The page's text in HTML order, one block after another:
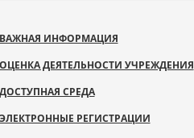
ВАЖНАЯ ИНФОРМАЦИЯ
ОЦЕНКА ДЕЯТЕЛЬНОСТИ УЧРЕЖДЕНИЯ
ДОСТУПНАЯ СРЕДА
ЭЛЕКТРОННЫЕ РЕГИСТРАЦИИ